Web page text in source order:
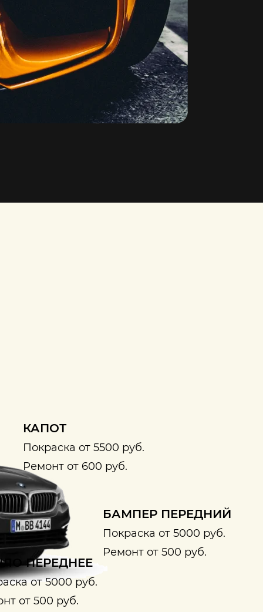
КАПОТ
Покраска от 5500 руб.
Ремонт от 600 руб.
БАМПЕР ПЕРЕДНИЙ
Покраска от 5000 руб.
Ремонт от 500 руб.
ПЕРЕДНЕЕ
от 5000 руб.
от 500 руб.